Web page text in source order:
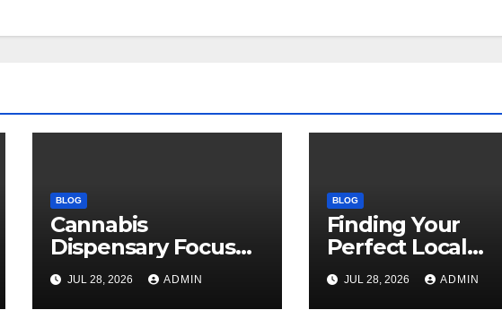
BLOG
Cannabis
Dispensary Focused
on Customer
Satisfaction Daily
JUL 28, 2026 ADMIN
BLOG
Finding Your
Perfect Local
Cannabis
Dispensary Today
JUL 28, 2026 ADMIN